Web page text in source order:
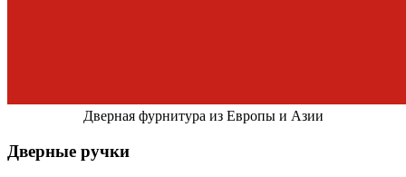
Дверная фурнитура из Европы и Азии
Дверные ручки